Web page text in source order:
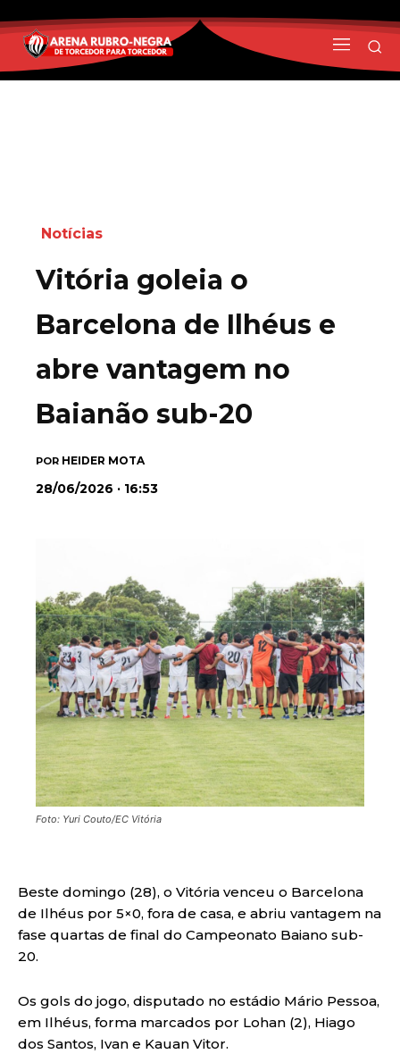
Notícias
Vitória goleia o
Barcelona de Ilhéus e
abre vantagem no
Baianão sub-20
POR HEIDER MOTA
28/06/2026 · 16:53
Foto: Yuri Couto/EC Vitória
Beste domingo (28), o Vitória venceu o Barcelona
de Ilhéus por 5×0, fora de casa, e abriu vantagem na
fase quartas de final do Campeonato Baiano sub-
20.
Os gols do jogo, disputado no estádio Mário Pessoa,
em Ilhéus, forma marcados por Lohan (2), Hiago
dos Santos, Ivan e Kauan Vitor.